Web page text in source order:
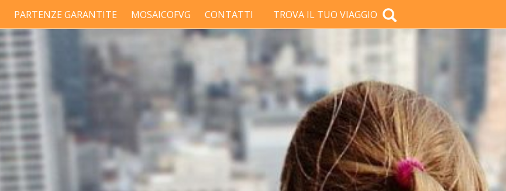
TROVA IL TUO VIAGGIO
PARTENZE GARANTITE MOSAICOFVG CONTATTI